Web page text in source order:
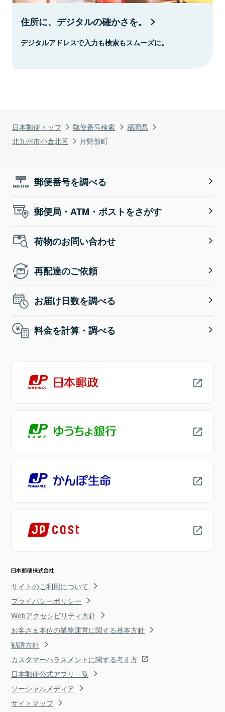
日本郵便トップ 郵便番号検索
福岡県
北九州市小倉北区
片野新町
住所に、デジタルの確かさを。
デジタルアドレスで入力も検索もスムーズに。
郵便番号を調べる
郵便局・ATM・ポストをさがす
荷物のお問い合わせ
再配達のご依頼
お届け日数を調べる
料金を計算・調べる
サイトのご利用について
プライバシーポリシー
Webアクセシビリティ方針
お客さま本位の業務運営に関する基本方針
勧誘方針
カスタマーハラスメントに関する考え方
日本郵便公式アプリ一覧
ソーシャルメディア
サイトマップ